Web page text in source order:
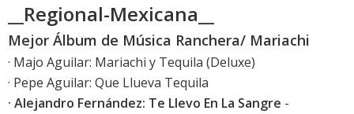
__Regional-Mexicana__
Mejor Álbum de Música Ranchera/ Mariachi
· Majo Aguilar: Mariachi y Tequila (Deluxe)
· Pepe Aguilar: Que Llueva Tequila
· Alejandro Fernández: Te Llevo En La Sangre -